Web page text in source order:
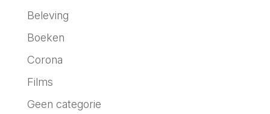
Beleving
Boeken
Corona
Films
Geen categorie